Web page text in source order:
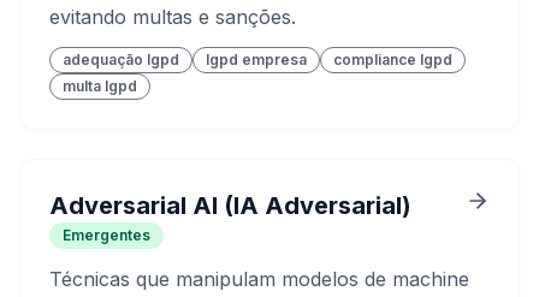
evitando multas e sanções.
adequação lgpd lgpd empresa
compliance lgpd
multa lgpd
Adversarial AI (IA Adversarial)
Emergentes
Técnicas que manipulam modelos de machine